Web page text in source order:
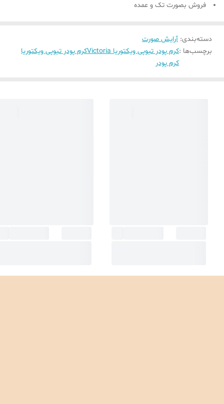
فروش بصورت تک و عمده
دسته‌بندی: آرایش صورت
برچسب‌ها :کرم پودر تیوپی ویکتوریا Victoria
کرم پودر تیوپی ویکتوریا
کرم پودر